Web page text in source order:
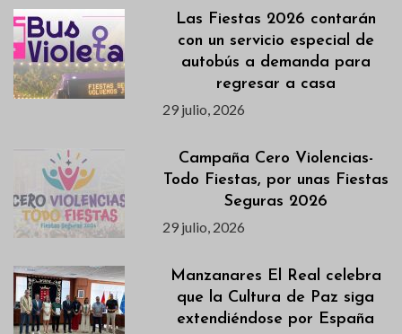
Las Fiestas 2026 contarán
con un servicio especial de
autobús a demanda para
regresar a casa
29 julio, 2026
Campaña Cero Violencias-
Todo Fiestas, por unas Fiestas
Seguras 2026
29 julio, 2026
Manzanares El Real celebra
que la Cultura de Paz siga
extendiéndose por España